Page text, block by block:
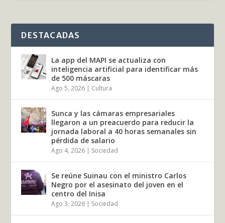
DESTACADAS
La app del MAPI se actualiza con
inteligencia artificial para identificar más
de 500 máscaras
Ago 5, 2026 | Cultura
Sunca y las cámaras empresariales
llegaron a un preacuerdo para reducir la
jornada laboral a 40 horas semanales sin
pérdida de salario
Ago 4, 2026 | Sociedad
Se reúne Suinau con el ministro Carlos
Negro por el asesinato del joven en el
centro del Inisa
Ago 3, 2026 | Sociedad